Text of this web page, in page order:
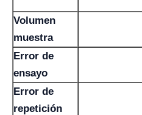
Volumen
muestra
Error de
ensayo
Error de
repetición